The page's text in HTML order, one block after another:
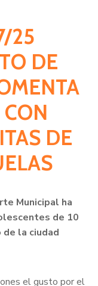
25
DE
DE
Municipal ha
de 10
la ciudad
el gusto por el